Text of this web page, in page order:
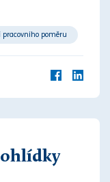
pracovního poměru